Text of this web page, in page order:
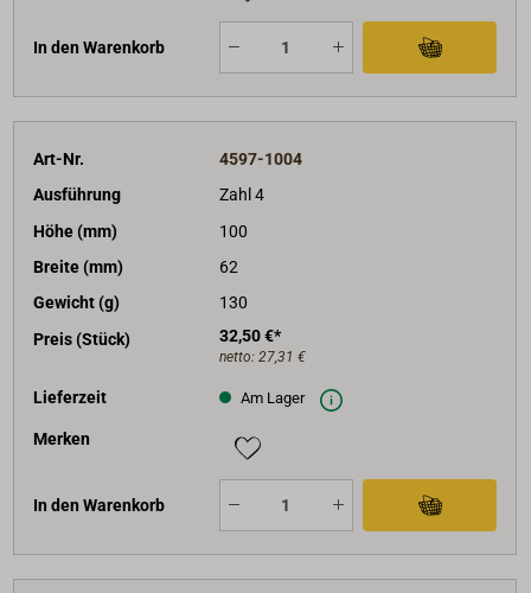
In den Warenkorb
Art-Nr.
4597-1004
Ausführung
Zahl 4
Höhe (mm)
100
Breite (mm)
62
Gewicht (g)
130
Preis (Stück)
32,50 €*
netto: 27,31 €
Lieferzeit Am Lager
Merken
In den Warenkorb